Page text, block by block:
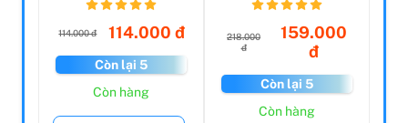
114.000 đ 114.000 đ
Còn lại 5
Còn hàng
Chí...
218.000
đ
159.000
đ
Còn lại 5
Còn hàng